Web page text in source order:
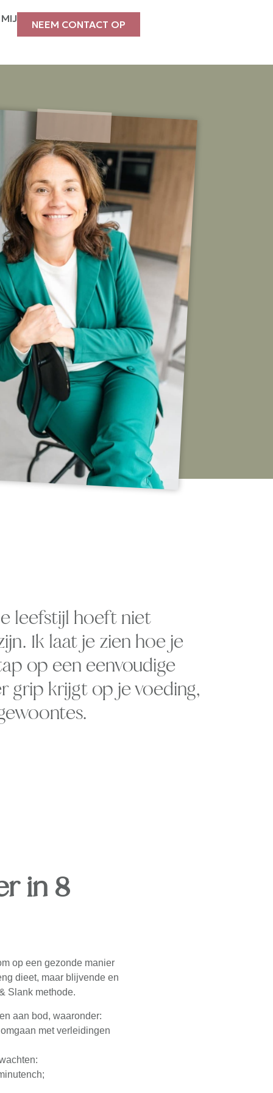
NEEM CONTACT OP
leefstijl hoeft niet
Ik laat je zien hoe je
op een eenvoudige
grip krijgt op je voeding,
in 8
op een gezonde manier
dieet, maar blijvende en
Slank methode.
aan bod, waaronder:
met verleidingen